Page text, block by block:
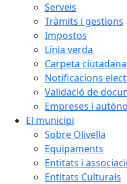
Serveis
Tràmits i gestions
Impostos
Línia verda
Carpeta ciutadana
Notificacions
Validació de
Empreses i
El municipi
Sobre Olivella
Equipaments
Entitats i
Entitats Culturals